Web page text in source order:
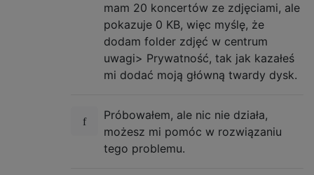
mam 20 koncertów ze zdjęciami, ale
pokazuje 0 KB, więc myślę, że
dodam folder zdjęć w centrum
uwagi> Prywatność, tak jak kazałeś
mi dodać moją główną twardy dysk.
Próbowałem, ale nic nie działa,
możesz mi pomóc w rozwiązaniu
tego problemu.